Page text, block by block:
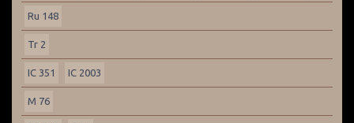
Ru 148
Tr 2
IC 351 IC 2003
M 76